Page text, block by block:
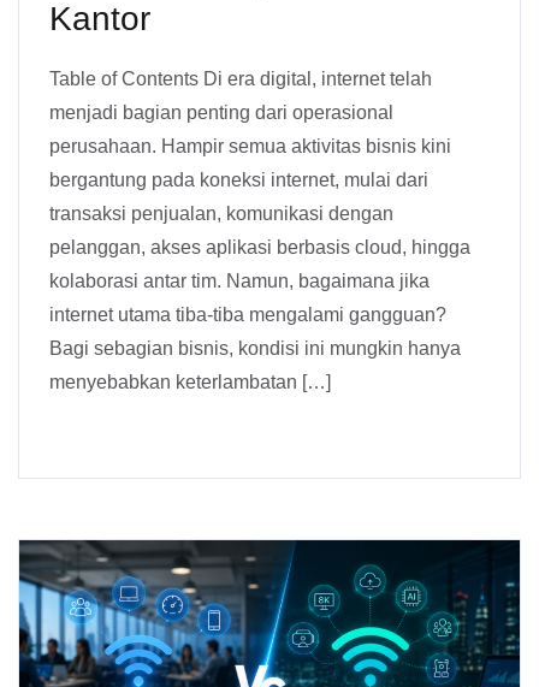
Kantor
Table of Contents Di era digital, internet telah
menjadi bagian penting dari operasional
perusahaan. Hampir semua aktivitas bisnis kini
bergantung pada koneksi internet, mulai dari
transaksi penjualan, komunikasi dengan
pelanggan, akses aplikasi berbasis cloud, hingga
kolaborasi antar tim. Namun, bagaimana jika
internet utama tiba-tiba mengalami gangguan?
Bagi sebagian bisnis, kondisi ini mungkin hanya
menyebabkan keterlambatan […]